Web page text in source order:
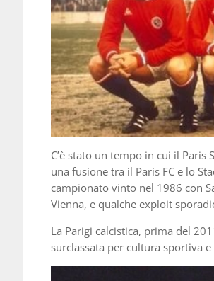
C’è stato un tempo in cui il
una fusione tra il Paris FC e lo
campionato vinto nel 1986 con
Vienna, e qualche exploit
La Parigi calcistica, prima del
surclassata per cultura sportiva